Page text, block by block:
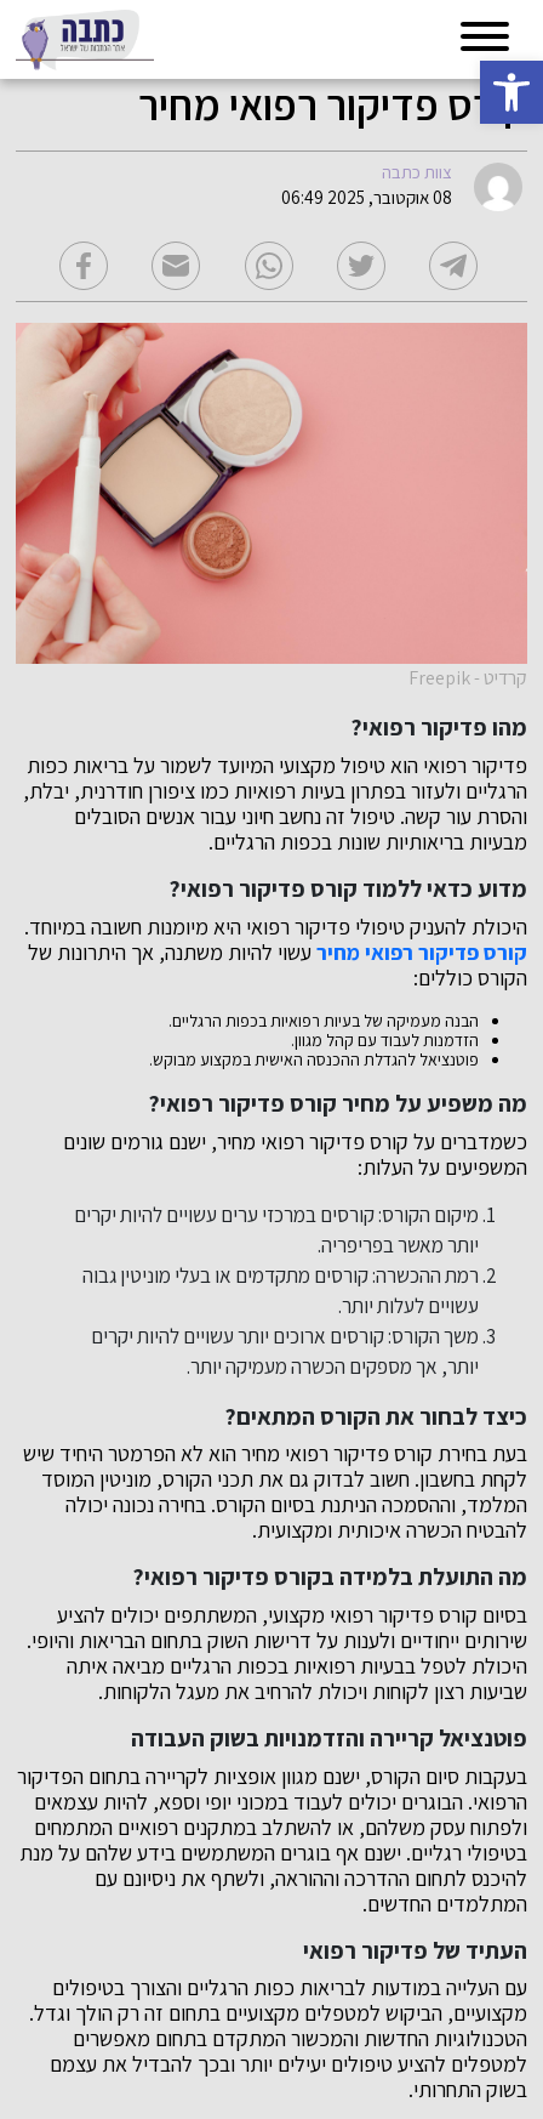
פתח סרגל נגישות
קורס פדיקור רפואי מחיר
צוות כתבה
08 אוקטובר, 2025 06:49
קרדיט - Freepik
מהו פדיקור רפואי?
פדיקור רפואי הוא טיפול מקצועי המיועד לשמור על בריאות כפות
הרגליים ולעזור בפתרון בעיות רפואיות כמו ציפורן חודרנית, יבלת,
והסרת עור קשה. טיפול זה נחשב חיוני עבור אנשים הסובלים
מבעיות בריאותיות שונות בכפות הרגליים.
מדוע כדאי ללמוד קורס פדיקור רפואי?
היכולת להעניק טיפולי פדיקור רפואי היא מיומנות חשובה במיוחד.
קורס פדיקור רפואי מחירעשוי להיות משתנה, אך היתרונות של
הקורס כוללים:
הבנה מעמיקה של בעיות רפואיות בכפות הרגליים.
הזדמנות לעבוד עם קהל מגוון.
פוטנציאל להגדלת ההכנסה האישית במקצוע מבוקש.
מה משפיע על מחיר קורס פדיקור רפואי?
כשמדברים על קורס פדיקור רפואי מחיר, ישנם גורמים שונים
המשפיעים על העלות:
מיקום הקורס: קורסים במרכזי ערים עשויים להיות יקרים
יותר מאשר בפריפריה.
רמת ההכשרה: קורסים מתקדמים או בעלי מוניטין גבוה
עשויים לעלות יותר.
משך הקורס: קורסים ארוכים יותר עשויים להיות יקרים
יותר, אך מספקים הכשרה מעמיקה יותר.
כיצד לבחור את הקורס המתאים?
בעת בחירת קורס פדיקור רפואי מחיר הוא לא הפרמטר היחיד שיש
לקחת בחשבון. חשוב לבדוק גם את תכני הקורס, מוניטין המוסד
המלמד, וההסמכה הניתנת בסיום הקורס. בחירה נכונה יכולה
להבטיח הכשרה איכותית ומקצועית.
מה התועלת בלמידה בקורס פדיקור רפואי?
בסיום קורס פדיקור רפואי מקצועי, המשתתפים יכולים להציע
שירותים ייחודיים ולענות על דרישות השוק בתחום הבריאות והיופי.
היכולת לטפל בבעיות רפואיות בכפות הרגליים מביאה איתה
שביעות רצון לקוחות ויכולת להרחיב את מעגל הלקוחות.
פוטנציאל קריירה והזדמנויות בשוק העבודה
בעקבות סיום הקורס, ישנם מגוון אופציות לקריירה בתחום הפדיקור
הרפואי. הבוגרים יכולים לעבוד במכוני יופי וספא, להיות עצמאים
ולפתוח עסק משלהם, או להשתלב במתקנים רפואיים המתמחים
בטיפולי רגליים. ישנם אף בוגרים המשתמשים בידע שלהם על מנת
להיכנס לתחום ההדרכה וההוראה, ולשתף את ניסיונם עם
המתלמדים החדשים.
העתיד של פדיקור רפואי
עם העלייה במודעות לבריאות כפות הרגליים והצורך בטיפולים
מקצועיים, הביקוש למטפלים מקצועיים בתחום זה רק הולך וגדל.
הטכנולוגיות החדשות והמכשור המתקדם בתחום מאפשרים
למטפלים להציע טיפולים יעילים יותר ובכך להבדיל את עצמם
בשוק התחרותי.